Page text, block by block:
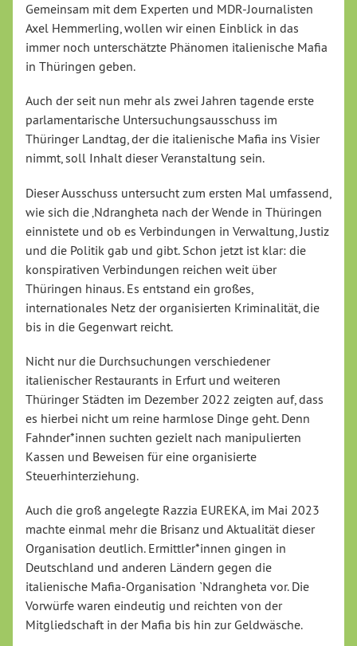
Gemeinsam mit dem Experten und MDR-Journalisten
Axel Hemmerling, wollen wir einen Einblick in das
immer noch unterschätzte Phänomen italienische Mafia
in Thüringen geben.
Auch der seit nun mehr als zwei Jahren tagende erste
parlamentarische Untersuchungsausschuss im
Thüringer Landtag, der die italienische Mafia ins Visier
nimmt, soll Inhalt dieser Veranstaltung sein.
Dieser Ausschuss untersucht zum ersten Mal umfassend,
wie sich die ‚Ndrangheta nach der Wende in Thüringen
einnistete und ob es Verbindungen in Verwaltung, Justiz
und die Politik gab und gibt. Schon jetzt ist klar: die
konspirativen Verbindungen reichen weit über
Thüringen hinaus. Es entstand ein großes,
internationales Netz der organisierten Kriminalität, die
bis in die Gegenwart reicht.
Nicht nur die Durchsuchungen verschiedener
italienischer Restaurants in Erfurt und weiteren
Thüringer Städten im Dezember 2022 zeigten auf, dass
es hierbei nicht um reine harmlose Dinge geht. Denn
Fahnder*innen suchten gezielt nach manipulierten
Kassen und Beweisen für eine organisierte
Steuerhinterziehung.
Auch die groß angelegte Razzia EUREKA, im Mai 2023
machte einmal mehr die Brisanz und Aktualität dieser
Organisation deutlich. Ermittler*innen gingen in
Deutschland und anderen Ländern gegen die
italienische Mafia-Organisation `Ndrangheta vor. Die
Vorwürfe waren eindeutig und reichten von der
Mitgliedschaft in der Mafia bis hin zur Geldwäsche.